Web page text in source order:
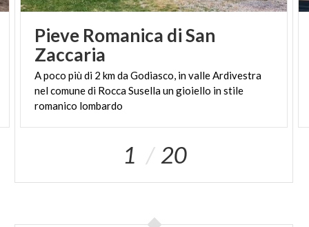
Pieve Romanica di San
Zaccaria
A poco più di 2 km da Godiasco, in valle Ardivestra
nel comune di Rocca Susella un gioiello in stile
romanico lombardo
1 20